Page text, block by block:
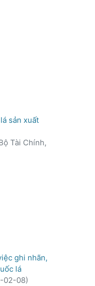
sản xuất
Tài Chính,
ghi nhãn,
lá
02-08)